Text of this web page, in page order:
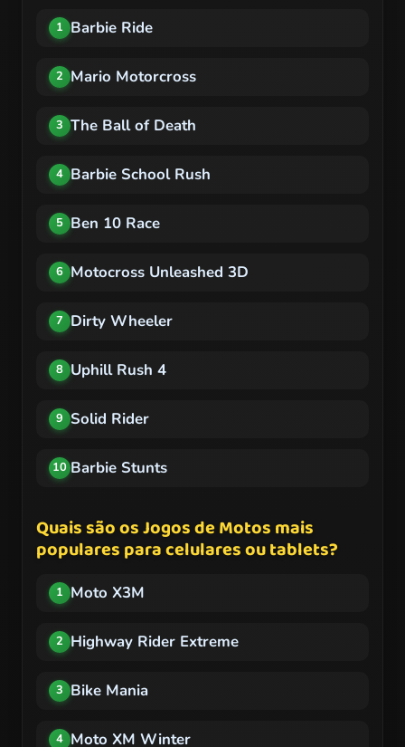
1 Barbie Ride
2 Mario Motorcross
3 The Ball of Death
4 Barbie School Rush
5 Ben 10 Race
6 Motocross Unleashed 3D
7 Dirty Wheeler
8 Uphill Rush 4
9 Solid Rider
10 Barbie Stunts
Quais são os Jogos de Motos mais
populares para celulares ou tablets?
1 Moto X3M
2 Highway Rider Extreme
3 Bike Mania
4 Moto XM Winter